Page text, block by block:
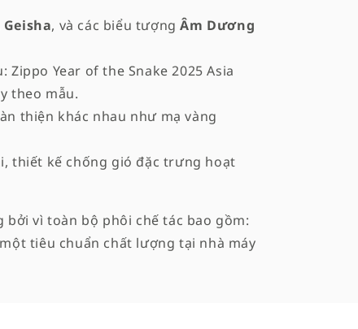
Geisha, và các biểu tượngÂm Dương
Year of the Snake 2025 Asia
theo mẫu.
thiện khác nhau như mạ vàng
thiết kế chống gió đặc trưng hoạt
bởi vì toàn bộ phôi chế tác bao gồm:
tiêu chuẩn chất lượng tại nhà máy